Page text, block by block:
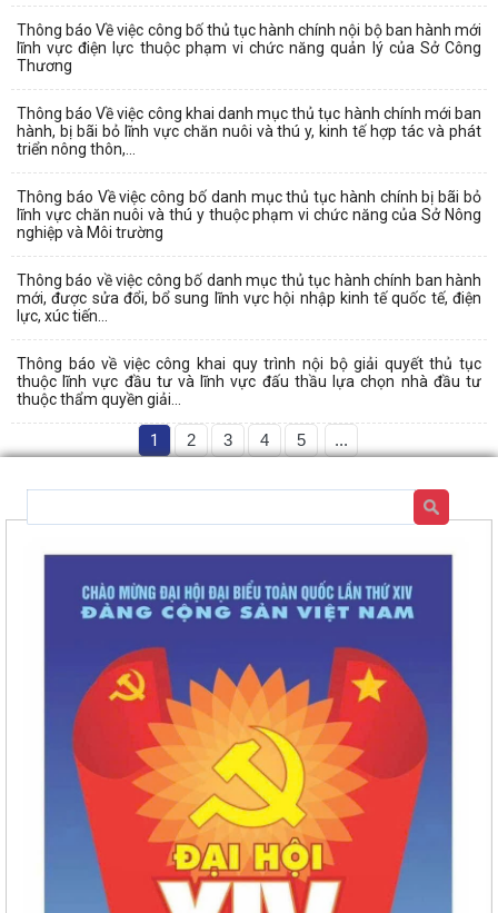
Thông báo Về việc công bố thủ tục hành chính nội bộ ban hành mới
lĩnh vực điện lực thuộc phạm vi chức năng quản lý của Sở Công
Thương
Thông báo Về việc công khai danh mục thủ tục hành chính mới ban
hành, bị bãi bỏ lĩnh vực chăn nuôi và thú y, kinh tế hợp tác và phát
triển nông thôn,...
Thông báo Về việc công bố danh mục thủ tục hành chính bị bãi bỏ
lĩnh vực chăn nuôi và thú y thuộc phạm vi chức năng của Sở Nông
nghiệp và Môi trường
Thông báo về việc công bố danh mục thủ tục hành chính ban hành
mới, được sửa đổi, bổ sung lĩnh vực hội nhập kinh tế quốc tế, điện
lực, xúc tiến...
Thông báo về việc công khai quy trình nội bộ giải quyết thủ tục
thuộc lĩnh vực đầu tư và lĩnh vực đấu thầu lựa chọn nhà đầu tư
thuộc thẩm quyền giải...
1 2 3 4 5 ...